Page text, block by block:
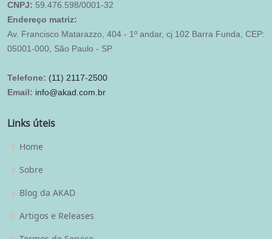
CNPJ: 59.476.598/0001-32
Endereço matriz:
Av. Francisco Matarazzo, 404 - 1º andar, cj 102 Barra Funda, CEP:
05001-000, São Paulo - SP
Telefone: (11) 2117-2500
Email: info@akad.com.br
Links úteis
Home
Sobre
Blog da AKAD
Artigos e Releases